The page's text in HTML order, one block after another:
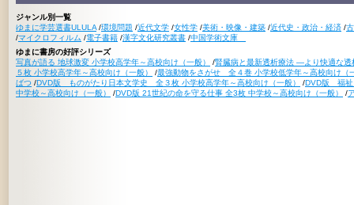
ジャンル別一覧
ゆまに学芸選書ULULA /環境問題 /近代文学 /女性学 /美術・映像・建築 /近代史・政治・経済 /
/マイクロフィルム /電子書籍 /漢字文化研究叢書 /中国学術文庫
ゆまに書房の好評シリーズ
写真が語る 地球激変 小学校高学年～高校向け（一般）
/腎臓病と最新透析療法 ―より快適な
５枚 小学校高学年～高校向け（一般）
/最強動物をさがせ 全４巻 小学校低学年～高校向け（
ばつ /DVD版 ものがたり日本文学史 全３枚 小学校高学年～高校向け（一般） /DVD版 福祉
中学校～高校向け（一般）
/DVD版 21世紀の命を守る仕事 全3枚 中学校～高校向け（一般） /